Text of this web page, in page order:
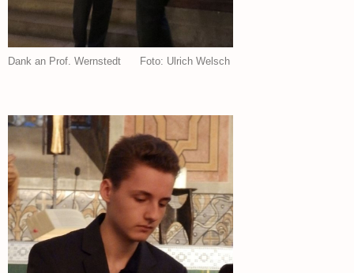
Dank an Prof. Wernstedt Foto: Ulrich Welsch